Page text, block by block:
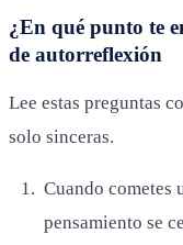
¿En qué punto te
de autorreflexión
Lee estas preguntas
solo sinceras.
Cuando cometes
pensamiento se